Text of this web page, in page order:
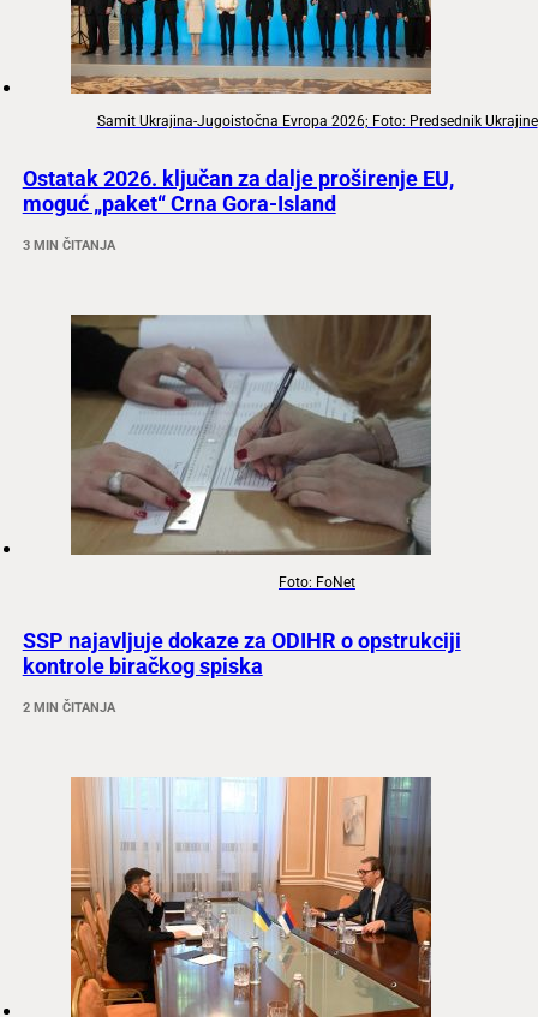
Samit Ukrajina-Jugoistočna Evropa 2026; Foto: Predsednik Ukrajine
Ostatak 2026. ključan za dalje proširenje EU,
moguć „paket“ Crna Gora-Island
3 MIN ČITANJA
Foto: FoNet
SSP najavljuje dokaze za ODIHR o opstrukciji
kontrole biračkog spiska
2 MIN ČITANJA